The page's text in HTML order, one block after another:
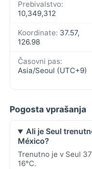
Prebivalstvo:
10,349,312
Koordinate: 37.57,
126.98
Časovni pas:
Asia/Seoul (UTC+9)
Pogosta vprašanja
Ali je Seul
México?
Trenutno je v Seul
16°C.